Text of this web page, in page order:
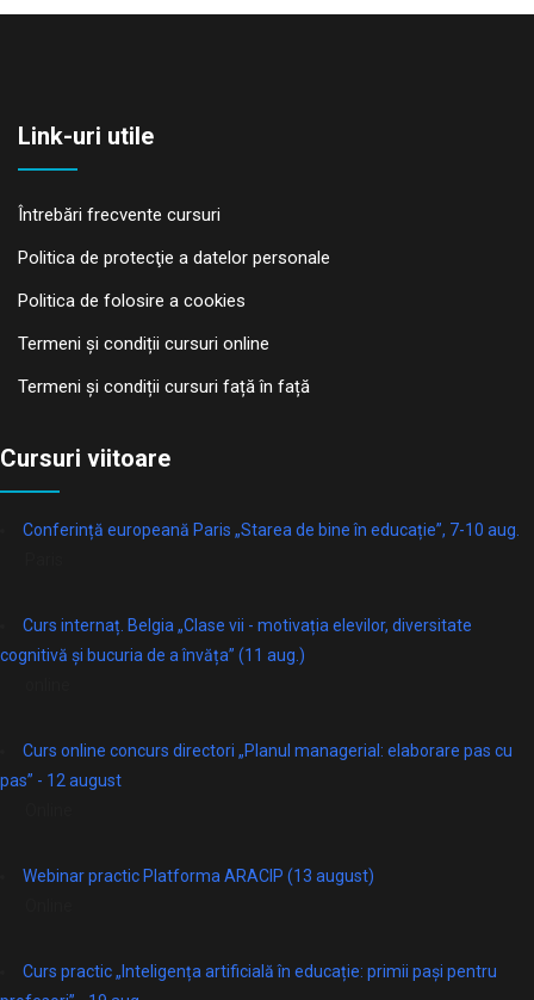
Link-uri utile
Întrebări frecvente cursuri
Politica de protecţie a datelor personale
Politica de folosire a cookies
Termeni și condiții cursuri online
Termeni și condiții cursuri față în față
Cursuri viitoare
Conferință europeană Paris „Starea de bine în educație”, 7-10 aug.
Curs internaț. Belgia „Clase vii - motivația elevilor, diversitate
cognitivă și bucuria de a învăța” (11 aug.)
Curs online concurs directori „Planul managerial: elaborare pas cu
pas” - 12 august
Webinar practic Platforma ARACIP (13 august)
Curs practic „Inteligența artificială în educație: primii pași pentru